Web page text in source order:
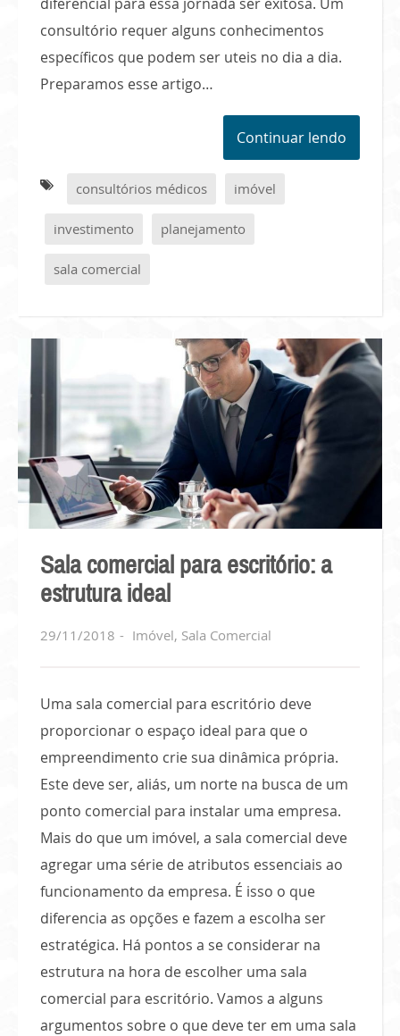
diferencial para essa jornada ser exitosa. Um
consultório requer alguns conhecimentos
específicos que podem ser uteis no dia a dia.
Preparamos esse artigo…
Continuar lendo
consultórios médicos imóvel
investimento planejamento
sala comercial
Sala comercial para escritório: a
estrutura ideal
29/11/2018 Imóvel, Sala Comercial
Uma sala comercial para escritório deve
proporcionar o espaço ideal para que o
empreendimento crie sua dinâmica própria.
Este deve ser, aliás, um norte na busca de um
ponto comercial para instalar uma empresa.
Mais do que um imóvel, a sala comercial deve
agregar uma série de atributos essenciais ao
funcionamento da empresa. É isso o que
diferencia as opções e fazem a escolha ser
estratégica. Há pontos a se considerar na
estrutura na hora de escolher uma sala
comercial para escritório. Vamos a alguns
argumentos sobre o que deve ter em uma sala